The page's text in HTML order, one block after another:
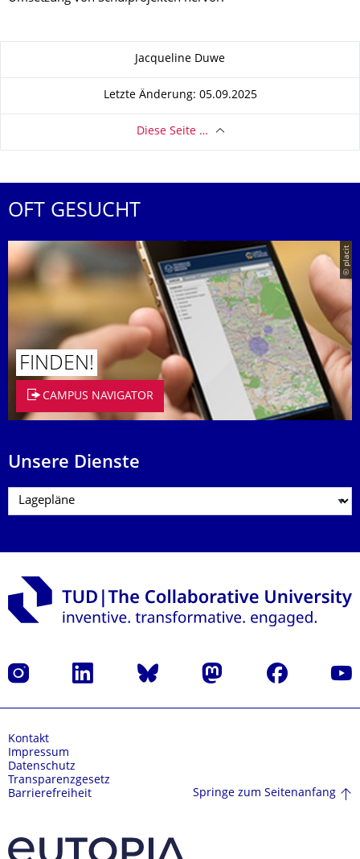
Jacqueline Duwe
Letzte Änderung: 05.09.2025
Diese Seite …
OFT GESUCHT
© placit
FINDEN!
CAMPUS NAVIGATOR
Unsere Dienste
Instagram LinkedIn Bluesky Mastodon Facebook
Kontakt
Impressum
Datenschutz
Transparenzgesetz
Barrierefreiheit
Springe zum Seitenanfang